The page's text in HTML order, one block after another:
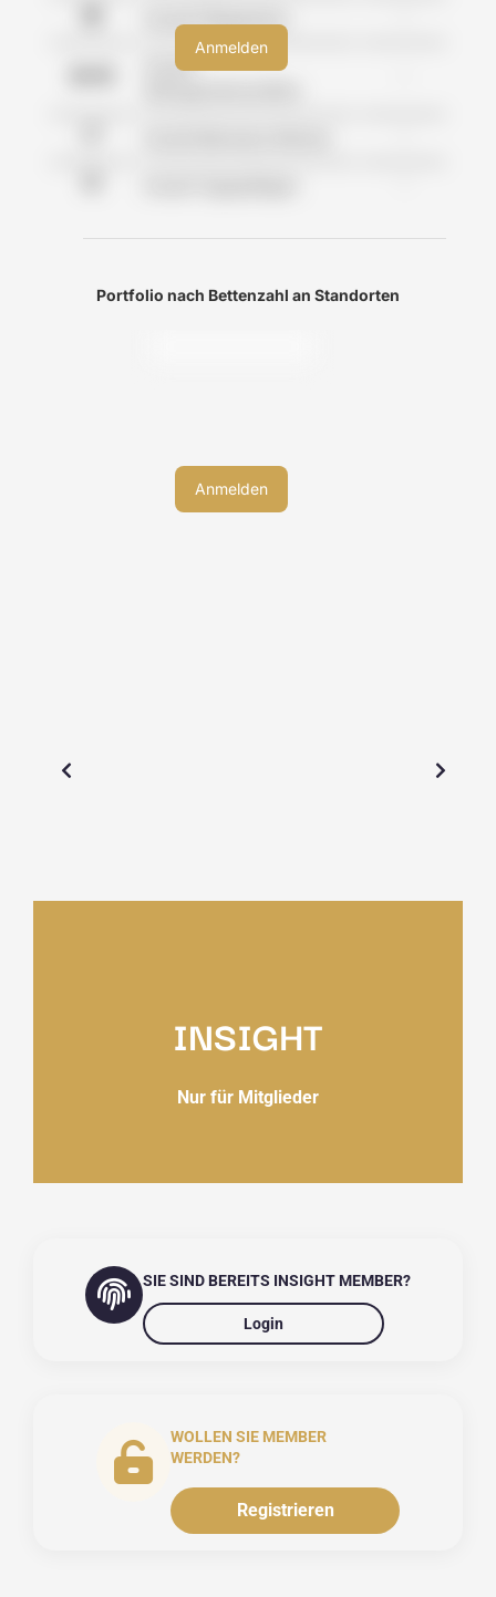
Anzahl
Portfolio nach Bettenzahl an Standorten
INSIGHT
Nur für Mitglieder
SIE SIND BEREITS INSIGHT MEMBER?
Login
WOLLEN SIE MEMBER
WERDEN?
Registrieren